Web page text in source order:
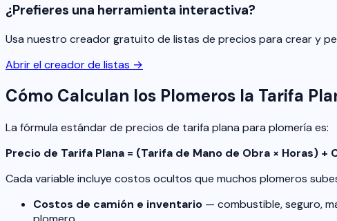
¿Prefieres una herramienta interactiva?
Usa nuestro creador gratuito de listas de precios para crear y
Abrir el creador de listas →
Cómo Calculan los Plomeros la Tarifa
La fórmula estándar de precios de tarifa plana para plomería es:
Precio de Tarifa Plana = (Tarifa de Mano de Obra × Horas)
Cada variable incluye costos ocultos que muchos plomeros
Costos de camión e inventario — combustible, seguro,